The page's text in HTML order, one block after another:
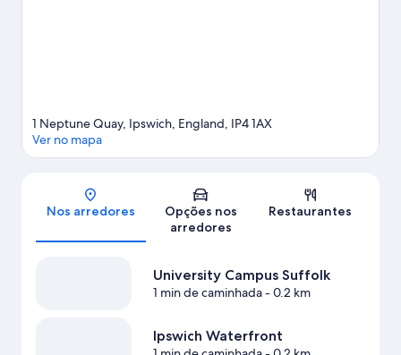
Mapa
1 Neptune Quay, Ipswich, England, IP4 1AX
Ver no mapa
Nos arredores
Opções nos
arredores
Restaurantes
University Campus Suffolk
1 min de caminhada- 0.2 km
Ipswich Waterfront